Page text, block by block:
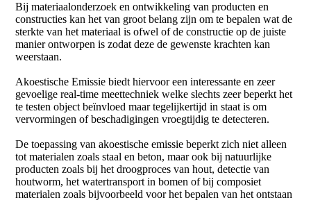
Bij materiaalonderzoek en ontwikkeling van producten en
constructies kan het van groot belang zijn om te bepalen wat de
sterkte van het materiaal is ofwel of de constructie op de juiste
manier ontworpen is zodat deze de gewenste krachten kan
weerstaan.
Akoestische Emissie biedt hiervoor een interessante en zeer
gevoelige real-time meettechniek welke slechts zeer beperkt het
te testen object beïnvloed maar tegelijkertijd in staat is om
vervormingen of beschadigingen vroegtijdig te detecteren.
De toepassing van akoestische emissie beperkt zich niet alleen
tot materialen zoals staal en beton, maar ook bij natuurlijke
producten zoals bij het droogproces van hout, detectie van
houtworm, het watertransport in bomen of bij composiet
materialen zoals bijvoorbeeld voor het bepalen van het ontstaan